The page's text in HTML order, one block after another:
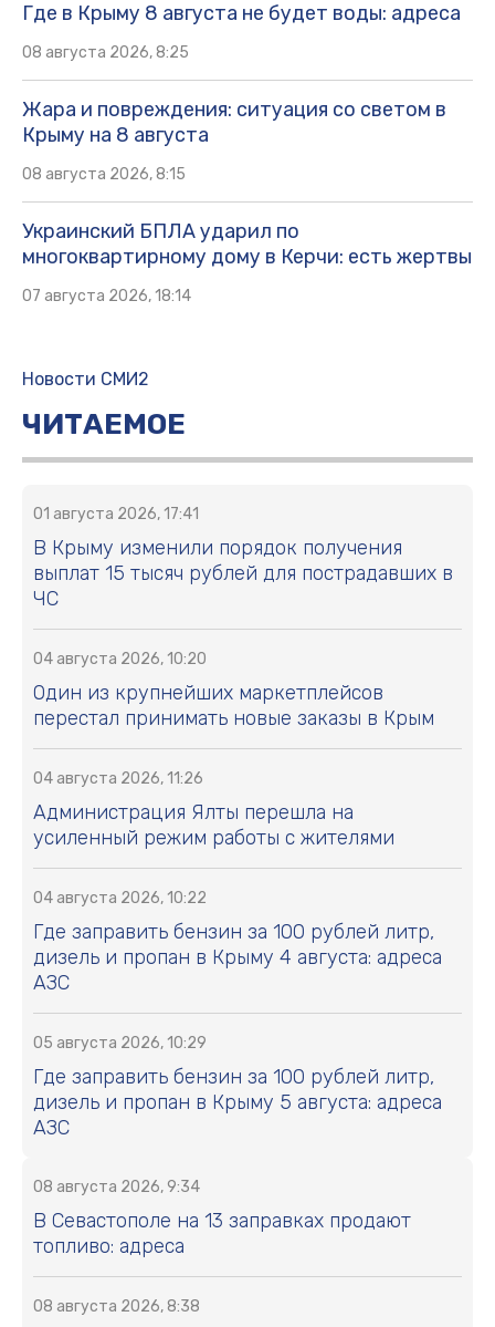
Где в Крыму 8 августа не будет воды: адреса
08 августа 2026, 8:25
Жара и повреждения: ситуация со светом в
Крыму на 8 августа
08 августа 2026, 8:15
Украинский БПЛА ударил по
многоквартирному дому в Керчи: есть жертвы
07 августа 2026, 18:14
Новости СМИ2
ЧИТАЕМОЕ
01 августа 2026, 17:41
В Крыму изменили порядок получения
выплат 15 тысяч рублей для пострадавших в
ЧС
04 августа 2026, 10:20
Один из крупнейших маркетплейсов
перестал принимать новые заказы в Крым
04 августа 2026, 11:26
Администрация Ялты перешла на
усиленный режим работы с жителями
04 августа 2026, 10:22
Где заправить бензин за 100 рублей литр,
дизель и пропан в Крыму 4 августа: адреса
АЗС
05 августа 2026, 10:29
Где заправить бензин за 100 рублей литр,
дизель и пропан в Крыму 5 августа: адреса
АЗС
08 августа 2026, 9:34
В Севастополе на 13 заправках продают
топливо: адреса
08 августа 2026, 8:38